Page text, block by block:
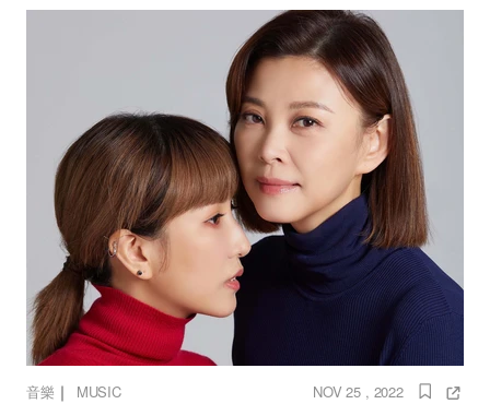
音樂 ｜ MUSIC NOV 25 , 2022